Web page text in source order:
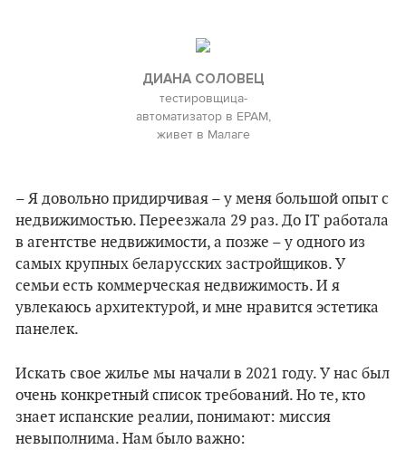
ДИАНА СОЛОВЕЦ
тестировщица-
автоматизатор в EPAM,
живет в Малаге
– Я довольно придирчивая – у меня большой опыт с
недвижимостью. Переезжала 29 раз. До IT работала
в агентстве недвижимости, а позже – у одного из
самых крупных беларусских застройщиков. У
семьи есть коммерческая недвижимость. И я
увлекаюсь архитектурой, и мне нравится эстетика
панелек.
Искать свое жилье мы начали в 2021 году. У нас был
очень конкретный список требований. Но те, кто
знает испанские реалии, понимают: миссия
невыполнима. Нам было важно: